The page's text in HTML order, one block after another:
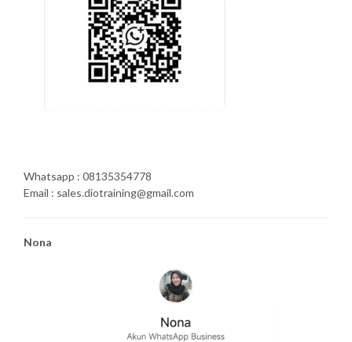
Whatsapp : 08135354778
Email : sales.diotraining@gmail.com
Nona